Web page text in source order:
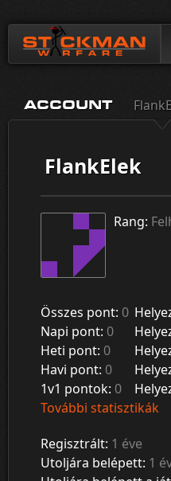
ACCOUNT
FlankElek
Rang:
Összes pont: 0
Napi pont: 0
Heti pont: 0
Havi pont: 0
1v1 pontok: 0
További statisztikák
Regisztrált: 1 éve
Utoljára belépett: 1